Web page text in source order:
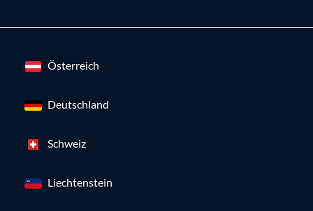
Österreich
Deutschland
Schweiz
Liechtenstein